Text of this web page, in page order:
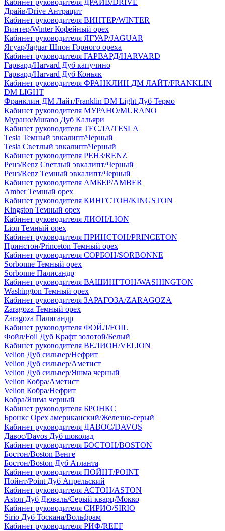
Кабинет руководителя ДРАЙВ/DRIVE
Драйв/Drive Антрацит
Кабинет руководителя ВИНТЕР/WINTER
Винтер/Winter Кофейный орех
Кабинет руководителя ЯГУАР/JAGUAR
Ягуар/Jaguar Шпон Горного ореха
Кабинет руководителя ГАРВАРД/HARVARD
Гарвард/Harvard Дуб капучино
Гарвард/Harvard Дуб Коньяк
Кабинет руководителя ФРАНКЛИН ДМ ЛАЙТ/FRANKLIN
DM LIGHT
Франклин ДМ Лайт/Franklin DM Light Дуб Термо
Кабинет руководителя МУРАНО/MURANO
Мурано/Murano Дуб Кальяри
Кабинет руководителя ТЕСЛА/TESLA
Tesla Темный эвкалипт/Черный
Tesla Светлый эвкалипт/Черный
Кабинет руководителя РЕНЗ/RENZ
Ренз/Renz Светлый эвкалипт/Черный
Ренз/Renz Темный эвкалипт/Черный
Кабинет руководителя АМБЕР/AMBER
Amber Темный орех
Кабинет руководителя КИНГСТОН/KINGSTON
Kingston Темный орех
Кабинет руководителя ЛИОН/LION
Lion Темный орех
Кабинет руководителя ПРИНСТОН/PRINCETON
Принстон/Princeton Темный орех
Кабинет руководителя СОРБОН/SORBONNE
Sorbonne Темный орех
Sorbonne Палисандр
Кабинет руководителя ВАШИНГТОН/WASHINGTON
Washington Темный орех
Кабинет руководителя ЗАРАГОЗА/ZARAGOZA
Zaragoza Темный орех
Zaragoza Палисандр
Кабинет руководителя ФОЙЛ/FOIL
Фойл/Foil Дуб Крафт золотой/Белый
Кабинет руководителя ВЕЛИОН/VELION
Velion Дуб сильвер/Нефрит
Velion Дуб сильвер/Аметист
Velion Дуб сильвер/Яшма черный
Velion Кобра/Аметист
Velion Кобра/Нефрит
Кобра/Яшма черный
Кабинет руководителя БРОНКС
Бронкс Орех американский/Железно-серый
Кабинет руководителя ДАВОС/DAVOS
Давос/Davos Дуб шоколад
Кабинет руководителя БОСТОН/BOSTON
Бостон/Boston Венге
Бостон/Boston Дуб Атланта
Кабинет руководителя ПОЙНТ/POINT
Пойнт/Point Дуб Апрельский
Кабинет руководителя АСТОН/ASTON
Aston Дуб Дюваль/Серый кварц/Мокко
Кабинет руководителя СИРИО/SIRIO
Sirio Дуб Тоскана/Вольфрам
Кабинет руководителя РИФ/REEF